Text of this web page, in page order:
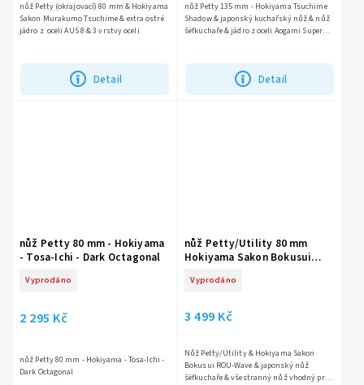
Detail
nůž Petty (okrajovací) 80 mm & Hokiyama
Sakon Murakumo Tsuchime & extra ostré
jádro z oceli AUS 8 & 3 vrstvy oceli
Detail
nůž Petty 135 mm - Hokiyama Tsuchime
Shadow & japonský kuchařský nůž & nůž
šéfkuchaře & jádro z oceli Aogami Super
nůž Petty 80 mm - Hokiyama
- Tosa-Ichi - Dark Octagonal
Vyprodáno
2 295 Kč
nůž Petty 80 mm - Hokiyama - Tosa-Ichi -
Dark Octagonal
nůž Petty/Utility 80 mm
Hokiyama Sakon Bokusui
Vyprodáno
3 499 Kč
Nůž Petty/Utility & Hokiyama Sakon
Bokusui ROU-Wave & japonský nůž
šéfkuchaře & všestranný nůž vhodný pro